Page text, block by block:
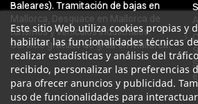
Este sitio Web utiliza cookies propias y
habilitar las funcionalidades técnicas
realizar estadísticas y análisis del
recibido, personalizar las preferencias
para ofrecer anuncios y publicidad.
uso de funcionalidades para
Baleares). Tramitación de bajas en
Mallorca, Desguace en Mallorca de
turismos y vehículos industriales.
Servicio gratuito de grúa en Mallorca.